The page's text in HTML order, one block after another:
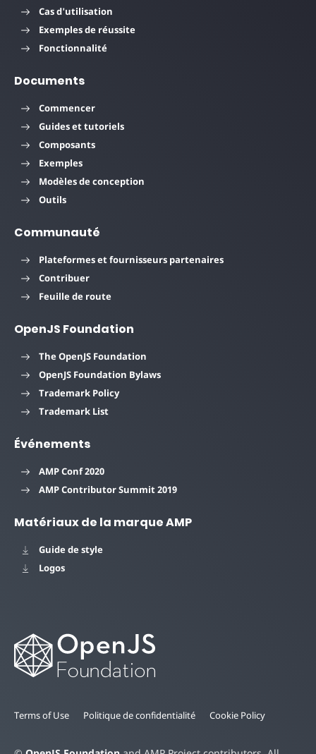
Cas d'utilisation
Exemples de réussite
Fonctionnalité
Documents
Commencer
Guides et tutoriels
Composants
Exemples
Modèles de conception
Outils
Communauté
Plateformes et fournisseurs partenaires
Contribuer
Feuille de route
OpenJS Foundation
The OpenJS Foundation
OpenJS Foundation Bylaws
Trademark Policy
Trademark List
Événements
AMP Conf 2020
AMP Contributor Summit 2019
Matériaux de la marque AMP
Guide de style
Logos
Terms of Use Politique de confidentialité Cookie Policy